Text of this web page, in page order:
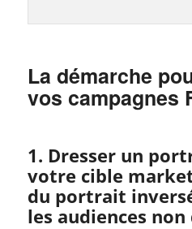
La démarche
vos campagnes
1. Dresser un
votre cible
du portrait
les audiences non